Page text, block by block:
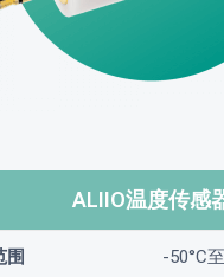
ALIIO温度传感
围 -50°C